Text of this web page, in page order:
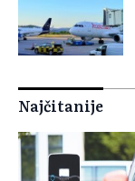
Najčitanije